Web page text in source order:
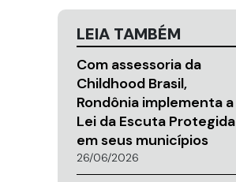
LEIA TAMBÉM
Com assessoria da
Childhood Brasil,
Rondônia implementa a
Lei da Escuta Protegida
em seus municípios
26/06/2026